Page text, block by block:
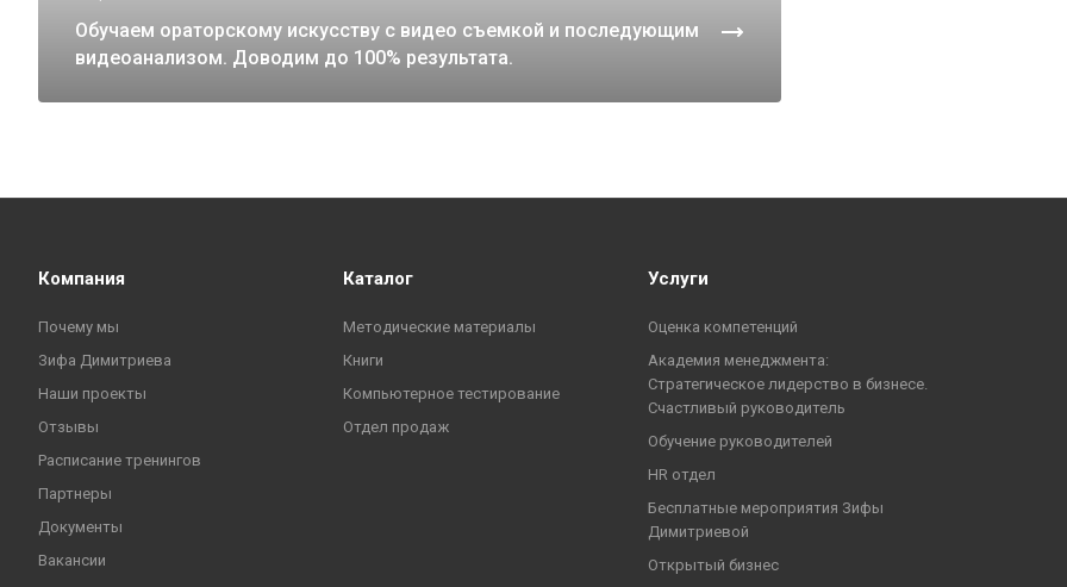
Обучаем ораторскому искусству с видео съемкой и последующим
видеоанализом. Доводим до 100% результата.
Компания
Почему мы
Зифа Димитриева
Наши проекты
Отзывы
Расписание тренингов
Партнеры
Документы
Вакансии
Каталог
Методические материалы
Книги
Компьютерное тестирование
Отдел продаж
Услуги
Оценка компетенций
Академия менеджмента:
Стратегическое лидерство в бизнесе.
Счастливый руководитель
Обучение руководителей
HR отдел
Бесплатные мероприятия Зифы
Димитриевой
Открытый бизнес